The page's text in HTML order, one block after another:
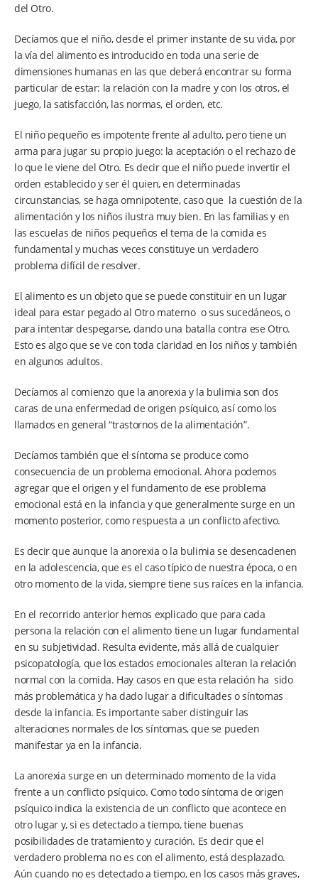
del Otro.
Decíamos que el niño, desde el primer instante de su vida, por
la vía del alimento es introducido en toda una serie de
dimensiones humanas en las que deberá encontrar su forma
particular de estar: la relación con la madre y con los otros, el
juego, la satisfacción, las normas, el orden, etc.
El niño pequeño es impotente frente al adulto, pero tiene un
arma para jugar su propio juego: la aceptación o el rechazo de
lo que le viene del Otro. Es decir que el niño puede invertir el
orden establecido y ser él quien, en determinadas
circunstancias, se haga omnipotente, caso que la cuestión de la
alimentación y los niños ilustra muy bien. En las familias y en
las escuelas de niños pequeños el tema de la comida es
fundamental y muchas veces constituye un verdadero
problema difícil de resolver.
El alimento es un objeto que se puede constituir en un lugar
ideal para estar pegado al Otro materno o sus sucedáneos, o
para intentar despegarse, dando una batalla contra ese Otro.
Esto es algo que se ve con toda claridad en los niños y también
en algunos adultos.
Decíamos al comienzo que la anorexia y la bulimia son dos
caras de una enfermedad de origen psíquico, así como los
llamados en general “trastornos de la alimentación”.
Decíamos también que el síntoma se produce como
consecuencia de un problema emocional. Ahora podemos
agregar que el origen y el fundamento de ese problema
emocional está en la infancia y que generalmente surge en un
momento posterior, como respuesta a un conflicto afectivo.
Es decir que aunque la anorexia o la bulimia se desencadenen
en la adolescencia, que es el caso típico de nuestra época, o en
otro momento de la vida, siempre tiene sus raíces en la infancia.
En el recorrido anterior hemos explicado que para cada
persona la relación con el alimento tiene un lugar fundamental
en su subjetividad. Resulta evidente, más allá de cualquier
psicopatología, que los estados emocionales alteran la relación
normal con la comida. Hay casos en que esta relación ha sido
más problemática y ha dado lugar a dificultades o síntomas
desde la infancia. Es importante saber distinguir las
alteraciones normales de los síntomas, que se pueden
manifestar ya en la infancia.
La anorexia surge en un determinado momento de la vida
frente a un conflicto psíquico. Como todo síntoma de origen
psíquico indica la existencia de un conflicto que acontece en
otro lugar y, si es detectado a tiempo, tiene buenas
posibilidades de tratamiento y curación. Es decir que el
verdadero problema no es con el alimento, está desplazado.
Aún cuando no es detectado a tiempo, en los casos más graves,